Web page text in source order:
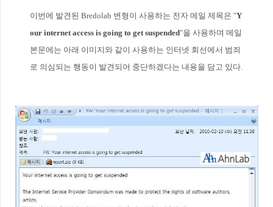
이번에 발견된 Bredolab 변형이 사용하는 전자 메일 제목은 "Y
our internet access is going to get suspended"을 사용하며 메일
본문에는 아래 이미지와 같이 사용하는 인터넷 회선에서 범죄
로 의심되는 행동이 발견되어 중단하겠다는 내용을 담고 있다.